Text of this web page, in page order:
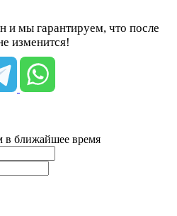
и мы гарантируем, что после
изменится!
в ближайшее время